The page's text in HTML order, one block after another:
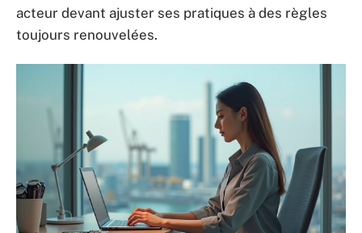
acteur devant ajuster ses pratiques à des règles
toujours renouvelées.